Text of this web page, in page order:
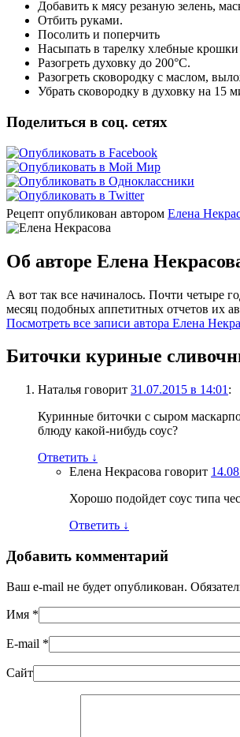
Добавить к мясу резаную зелень,
Отбить руками.
Посолить и поперчить
Насыпать в тарелку хлебные
Разогреть духовку до 200°C.
Разогреть сковородку с маслом,
Убрать сковородку в духовку на 15
Поделиться в соц. сетях
Рецепт опубликован автором Елена
Об авторе Елена
А вот так все начиналось. Почти четыре
месяц подобных аппетитных отчетов их
Посмотреть все записи автора Елена
Биточки куриные
Наталья говорит 31.07.2015 в 14:01 :
Куринные биточки с сыром
блюду какой-нибудь соус?
Ответить ↓
Елена Некрасова говорит
Хорошо подойдет соус типа
Ответить ↓
Добавить комментарий
Ваш e-mail не будет опубликован.
Имя *
E-mail *
Сайт